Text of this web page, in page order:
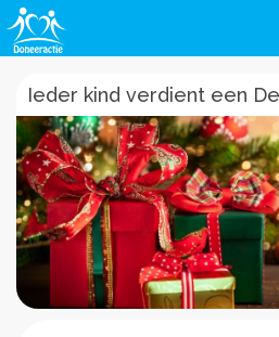
Ieder kind verdient een